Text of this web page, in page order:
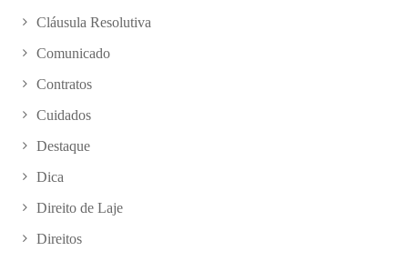
Cláusula Resolutiva
Comunicado
Contratos
Cuidados
Destaque
Dica
Direito de Laje
Direitos